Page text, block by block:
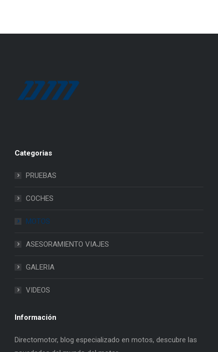
Categorias
PRUEBAS
COCHES
MOTOS
ASESORAMIENTO VIAJES
GALERIA
VIDEOS
Información
Directomotor, blog especializado en motos, descubre las